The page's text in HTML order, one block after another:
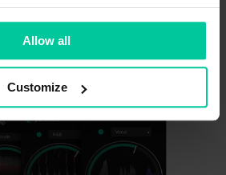
Allow all
Customize